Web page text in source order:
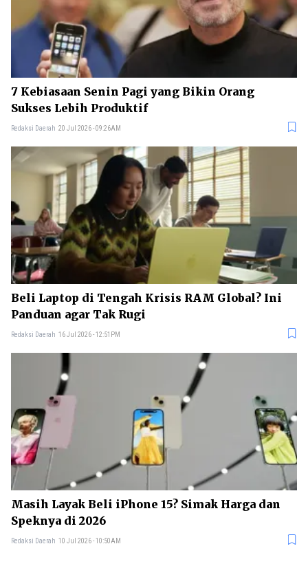
7 Kebiasaan Senin Pagi yang Bikin Orang
Sukses Lebih Produktif
Redaksi Daerah 20 Jul 2026 - 09:26AM
Beli Laptop di Tengah Krisis RAM Global? Ini
Panduan agar Tak Rugi
Redaksi Daerah 16 Jul 2026 - 12:51PM
Masih Layak Beli iPhone 15? Simak Harga dan
Speknya di 2026
Redaksi Daerah 10 Jul 2026 - 10:50AM